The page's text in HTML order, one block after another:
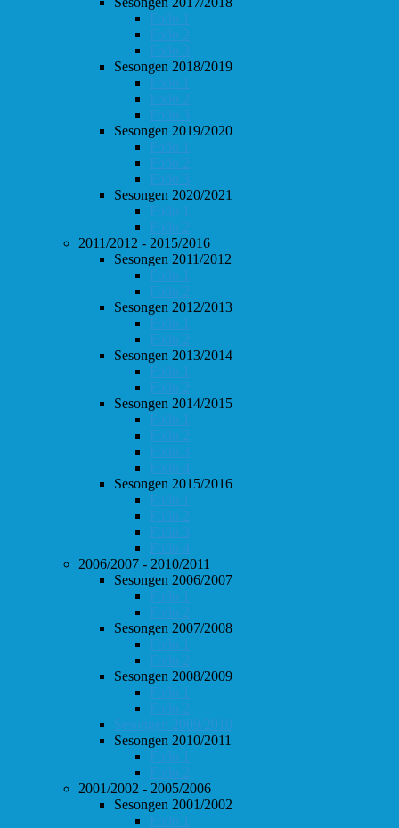
Follo 1
Follo 2
Follo 3
Sesongen 2018/2019
Follo 1
Follo 2
Follo 3
Sesongen 2019/2020
Follo 1
Follo 2
Follo 3
Sesongen 2020/2021
Follo 1
Follo 2
2011/2012 - 2015/2016
Sesongen 2011/2012
Follo 1
Follo 2
Sesongen 2012/2013
Follo 1
Follo 2
Sesongen 2013/2014
Follo 1
Follo 2
Sesongen 2014/2015
Follo 1
Follo 2
Follo 3
Follo 4
Sesongen 2015/2016
Follo 1
Follo 2
Follo 3
Follo 4
2006/2007 - 2010/2011
Sesongen 2006/2007
Follo 1
Follo 2
Sesongen 2007/2008
Follo 1
Follo 2
Sesongen 2008/2009
Follo 1
Follo 2
Sesongen 2009/2010
Sesongen 2010/2011
Follo 1
Follo 2
2001/2002 - 2005/2006
Sesongen 2001/2002
Follo 1